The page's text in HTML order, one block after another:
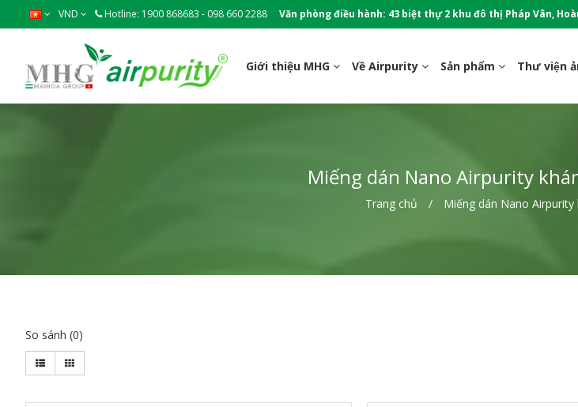
VND Hotline: 1900 868683 - 098 660 2288 Văn phòng điều hành: 43 biệt thự 2 khu đô thị Pháp Vân,
Giới thiệu MHG Về Airpurity Sản phẩm Thư viện
Miếng dán Nano Airpurity
Trang chủ Miếng dán Nano
So sánh (0)